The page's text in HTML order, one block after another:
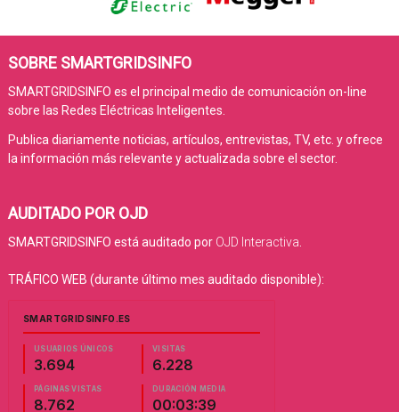
SOBRE SMARTGRIDSINFO
SMARTGRIDSINFO es el principal medio de comunicación on-line
sobre las Redes Eléctricas Inteligentes.
Publica diariamente noticias, artículos, entrevistas, TV, etc. y ofrece
la información más relevante y actualizada sobre el sector.
AUDITADO POR OJD
SMARTGRIDSINFO está auditado por OJD Interactiva
TRÁFICO WEB (durante último mes auditado disponible):